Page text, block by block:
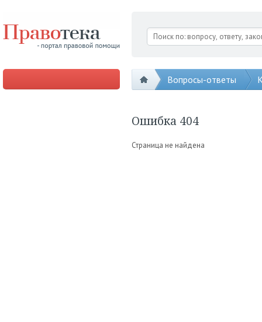
Вопросы-ответы
Ошибка 404
Страница не найдена